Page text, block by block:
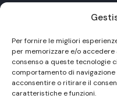
Per fornire le migliori
per memorizzare e/o
consenso a queste tecnologie
comportamento di navigazione
acconsentire o ritirare il
caratteristiche e funzioni.
Vini
Contatti
Privacy Policy